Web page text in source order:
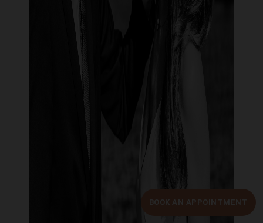
BOOK AN APPOINTMENT